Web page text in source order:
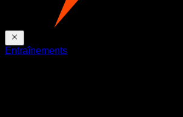
Entraînements